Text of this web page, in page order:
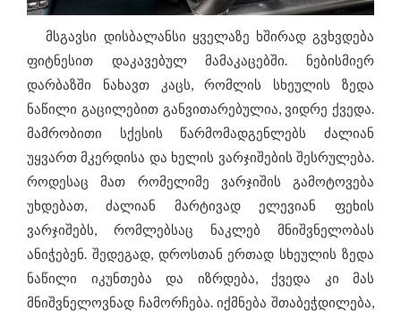
მსგავსი დისბალანსი ყველაზე ხშირად გვხვდება
ფიტნესით დაკავებულ მამაკაცებში. ნებისმიერ
დარბაზში ნახავთ კაცს, რომლის სხეულის ზედა
ნაწილი გაცილებით განვითარებულია, ვიდრე ქვედა.
მამრობითი სქესის წარმომადგენლებს ძალიან
უყვართ მკერდისა და ხელის ვარჯიშების შესრულება.
როდესაც მათ რომელიმე ვარჯიშის გამოტოვება
უხდებათ, ძალიან მარტივად ელევიან ფეხის
ვარჯიშებს, რომლებსაც ნაკლებ მნიშვნელობას
ანიჭებენ. შედეგად, დროსთან ერთად სხეულის ზედა
ნაწილი იკუნთება და იზრდება, ქვედა კი მას
მნიშვნელოვნად ჩამორჩება. იქმნება შთაბეჭდილება,